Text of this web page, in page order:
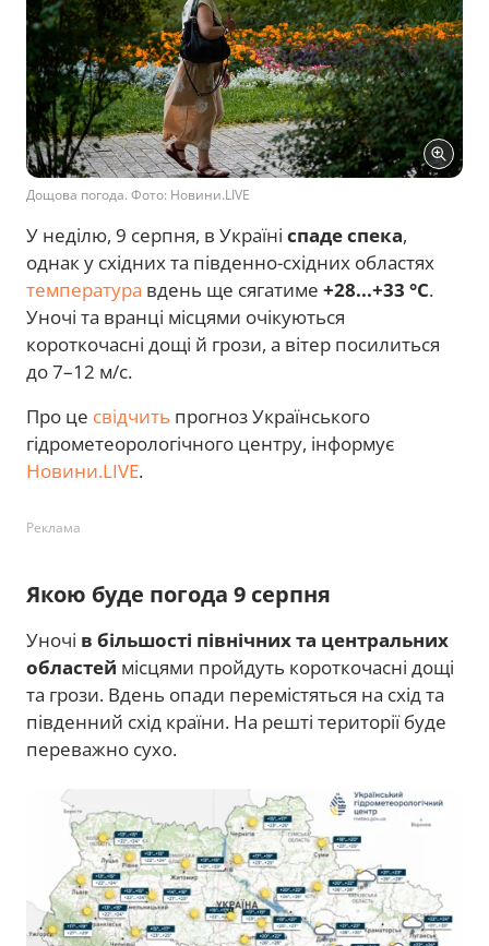
Дощова погода. Фото: Новини.LIVE
У неділю, 9 серпня, в Україні спаде спека,
однак у східних та південно-східних областях
температура вдень ще сягатиме +28...+33 °C.
Уночі та вранці місцями очікуються
короткочасні дощі й грози, а вітер посилиться
до 7–12 м/с.
Про це свідчить прогноз Українського
гідрометеорологічного центру, інформує
Новини.LIVE.
Реклама
Якою буде погода 9 серпня
Уночі в більшості північних та центральних
областей місцями пройдуть короткочасні дощі
та грози. Вдень опади перемістяться на схід та
південний схід країни. На решті території буде
переважно сухо.